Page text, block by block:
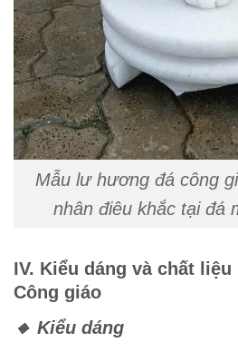
Mẫu lư hương đá công
nhân điêu khắc tại đá
IV. Kiểu dáng và chất
Công giáo
🔸 Kiểu dáng